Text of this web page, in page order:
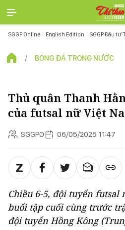
SGGP Online English Edition SGGP Đầu tư
BÓNG ĐÁ TRONG NƯỚC
Thủ quân Thanh
của futsal nữ Việt
SGGPO 06/05/2025 11:47
Chiều 6-5, đội tuyển futsal
buổi tập cuối cùng trước
đội tuyển Hồng Kông